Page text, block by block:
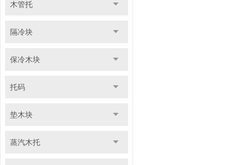
木管托
隔冷块
保冷木块
托码
垫木块
蒸汽木托